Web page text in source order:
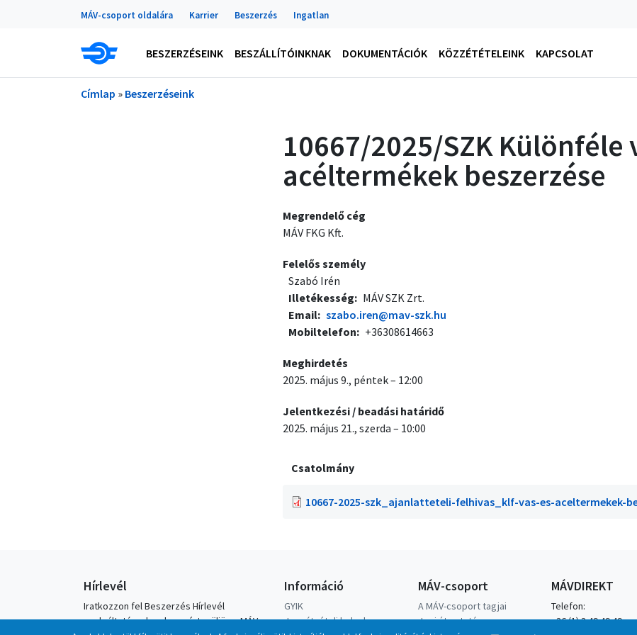
Ugrás a tartalomraPortálok
MÁV-csoport oldalára Karrier Beszerzés Ingatlan
Main navigation
BESZERZÉSEINK BESZÁLLÍTÓINKNAK DOKUMENTÁCIÓK KÖZZÉTÉTELEINK KAPCSOLAT
Morzsa
Címlap Beszerzéseink
10667/2025/SZK Különféle
acéltermékek beszerzése
Megrendelő cég
MÁV FKG Kft.
Felelős személy
Szabó Irén
Illetékesség
MÁV SZK Zrt.
Email szabo.iren@mav-szk.hu
Mobiltelefon
+36308614663
Meghirdetés
2025. május 9., péntek – 12:00
Jelentkezési / beadási határidő
2025. május 21., szerda – 10:00
Csatolmány
10667-2025-szk_ajanlatteteli-felhivas_klf-vas-es-aceltermekek-
Hírlevél
Iratkozzon fel Beszerzés Hírlevél
szolgáltatásunkra, hogy értesüljön a MÁV-
Információ
GYIK
Jegyátvételi helyek
MÁV-csoport
A MÁV-csoport tagjai
Jogi útmutatás
MÁVDIREKT
Telefon:
+36 (1) 3 49 49 49